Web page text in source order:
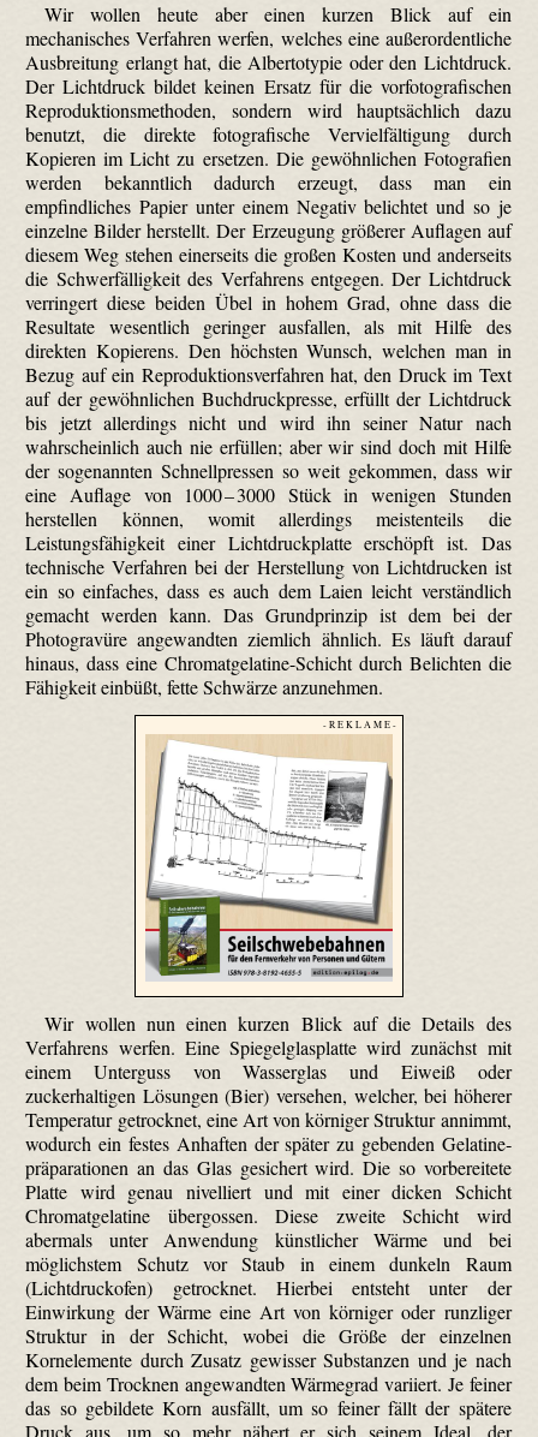
Wir wollen heute aber einen kurzen Blick auf ein
mechanisches Verfahren werfen, welches eine außerordentliche
Ausbreitung erlangt hat, die Alberto­typie oder den Lichtdruck.
Der Lichtdruck bildet keinen Ersatz für die vor­foto­grafischen
Reproduktionsmethoden, sondern wird hauptsächlich dazu
benutzt, die direkte fotografische Vervielfältigung durch
Kopieren im Licht zu ersetzen. Die gewöhnlichen Fotografien
werden bekanntlich dadurch erzeugt, dass man ein
empfindliches Papier unter einem Negativ belichtet und so je
einzelne Bilder herstellt. Der Erzeugung größerer Auflagen auf
diesem Weg stehen einerseits die großen Kosten und anderseits
die Schwerfälligkeit des Verfahrens entgegen. Der Lichtdruck
verringert diese beiden Übel in hohem Grad, ohne dass die
Resultate wesentlich geringer ausfallen, als mit Hilfe des
direkten Kopierens. Den höchsten Wunsch, welchen man in
Bezug auf ein Reproduktionsverfahren hat, den Druck im Text
auf der gewöhnlichen Buchdruckpresse, erfüllt der Lichtdruck
bis jetzt allerdings nicht und wird ihn seiner Natur nach
wahrscheinlich auch nie erfüllen; aber wir sind doch mit Hilfe
der sogenannten Schnellpressen so weit gekommen, dass wir
eine Auflage von 1000 – 3000 Stück in wenigen Stunden
herstellen können, womit allerdings meistenteils die
Leistungsfähigkeit einer Lichtdruckplatte erschöpft ist. Das
technische Verfahren bei der Herstellung von Lichtdrucken ist
ein so einfaches, dass es auch dem Laien leicht verständlich
gemacht werden kann. Das Grundprinzip ist dem bei der
Photogravüre angewandten ziemlich ähnlich. Es läuft darauf
hinaus, dass eine Chromatgelatine-Schicht durch Belichten die
Fähigkeit einbüßt, fette Schwärze anzunehmen.
- R E K L A M E -
Wir wollen nun einen kurzen Blick auf die Details des
Verfahrens werfen. Eine Spiegelglasplatte wird zunächst mit
einem Unterguss von Wasserglas und Eiweiß oder
zuckerhaltigen Lösungen (Bier) versehen, welcher, bei höherer
Temperatur getrocknet, eine Art von körniger Struktur annimmt,
wodurch ein festes Anhaften der später zu gebenden Gelatine­
präpara­tionen an das Glas gesichert wird. Die so vorbereitete
Platte wird genau nivelliert und mit einer dicken Schicht
Chromatgelatine übergossen. Diese zweite Schicht wird
abermals unter Anwendung künstlicher Wärme und bei
möglichstem Schutz vor Staub in einem dunkeln Raum
(Lichtdruckofen) getrocknet. Hierbei entsteht unter der
Einwirkung der Wärme eine Art von körniger oder runzliger
Struktur in der Schicht, wobei die Größe der einzelnen
Kornelemente durch Zusatz gewisser Substanzen und je nach
dem beim Trocknen angewandten Wärmegrad variiert. Je feiner
das so gebildete Korn ausfällt, um so feiner fällt der spätere
Druck aus, um so mehr nähert er sich seinem Ideal, der